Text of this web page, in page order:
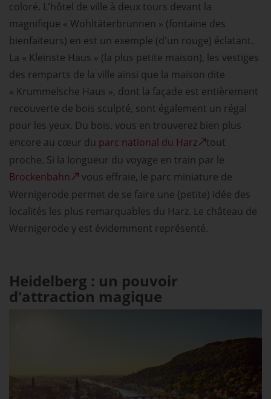
coloré. L'hôtel de ville à deux tours devant la
magnifique « Wohltäterbrunnen » (fontaine des
bienfaiteurs) en est un exemple (d'un rouge) éclatant.
La « Kleinste Haus » (la plus petite maison), les vestiges
des remparts de la ville ainsi que la maison dite
« Krummelsche Haus », dont la façade est entièrement
recouverte de bois sculpté, sont également un régal
pour les yeux. Du bois, vous en trouverez bien plus
encore au cœur du parc national du Harz
tout
proche. Si la longueur du voyage en train par le
Brockenbahn
vous effraie, le parc miniature de
Wernigerode permet de se faire une (petite) idée des
localités les plus remarquables du Harz. Le château de
Wernigerode y est évidemment représenté.
Heidelberg : un pouvoir
d'attraction magique